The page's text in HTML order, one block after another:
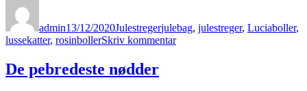
admin13/12/2020Julestregerjulebag, julestreger, Luciaboller,
lussekatter, rosinbollerSkriv kommentartil
De pebredeste nødder